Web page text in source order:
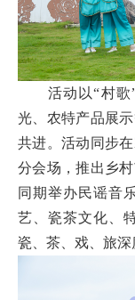
活动以“村
光、农特产品展
共进。 活动同步
分会场，推出乡
同期举办民谣音
艺、瓷茶文化、
瓷、茶、戏、旅深